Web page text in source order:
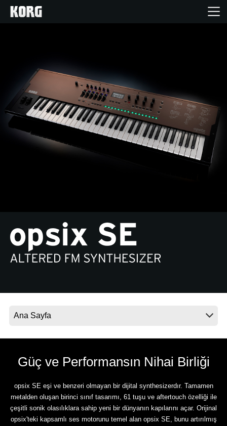
Ürünler
Özellikler
Etkinlikler
Haberler
Konum
Güç ve Performansın Nihai Birliği
opsix SE eşi ve benzeri olmayan bir dijital synthesizerdır. Tamamen
metalden oluşan birinci sınıf tasarımı, 61 tuşu ve aftertouch özelliği ile
çeşitli sonik olasılıklara sahip yeni bir dünyanın kapılarını açar. Orijinal
opsix'teki kapsamlı ses motorunu temel alan opsix SE, bunu artırılmış